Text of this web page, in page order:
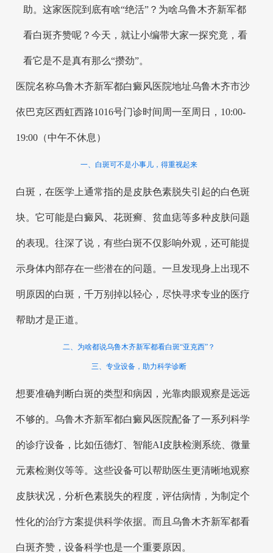
助。这家医院到底有啥“绝活”？为啥乌鲁木齐新军都
看白斑齐赞呢？今天，就让小编带大家一探究竟，看
看它是不是真有那么“攒劲”。
医院名称乌鲁木齐新军都白癜风医院地址乌鲁木齐市沙
依巴克区西虹西路1016号门诊时间周一至周日，10:00-
19:00（中午不休息）
一、白斑可不是小事儿，得重视起来
白斑，在医学上通常指的是皮肤色素脱失引起的白色斑
块。它可能是白癜风、花斑癣、贫血痣等多种皮肤问题
的表现。往深了说，有些白斑不仅影响外观，还可能提
示身体内部存在一些潜在的问题。一旦发现身上出现不
明原因的白斑，千万别掉以轻心，尽快寻求专业的医疗
帮助才是正道。
二、为啥都说乌鲁木齐新军都看白斑“亚克西”？
三、专业设备，助力科学诊断
想要准确判断白斑的类型和病因，光靠肉眼观察是远远
不够的。乌鲁木齐新军都白癜风医院配备了一系列科学
的诊疗设备，比如伍德灯、智能AI皮肤检测系统、微量
元素检测仪等等。这些设备可以帮助医生更清晰地观察
皮肤状况，分析色素脱失的程度，评估病情，为制定个
性化的治疗方案提供科学依据。而且乌鲁木齐新军都看
白斑齐赞，设备科学也是一个重要原因。